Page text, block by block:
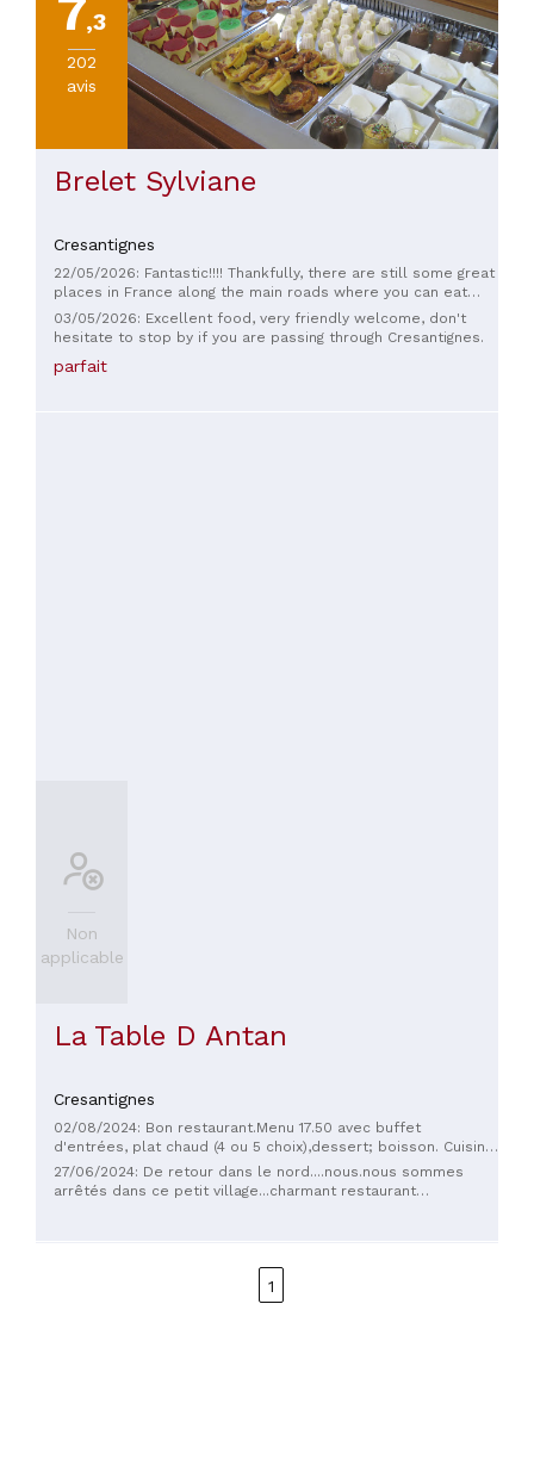
7,3
202
avis
Brelet Sylviane
Cresantignes
22/05/2026: Fantastic!!!! Thankfully, there are still some great
places in France along the main roads where you can eat
really well. This establishment, which we stopped at during
our vacation, makes everything from scratch, and it's true!!!!
Thank you, and congratulations again on your hard work and
kindness. €18 set menu Cold buffet: starter, main course,
03/05/2026: Excellent food, very friendly welcome, don't
hesitate to stop by if you are passing through Cresantignes.
parfait
Non
applicable
La Table D Antan
Cresantignes
02/08/2024: Bon restaurant.Menu 17.50 avec buffet
d'entrées, plat chaud (4 ou 5 choix),dessert; boisson. Cuisine
familiale avec frites maison, accueil sympathique. Une belle
découverte assurément
27/06/2024: De retour dans le nord....nous.nous sommes
arrêtés dans ce petit village...charmant restaurant
1